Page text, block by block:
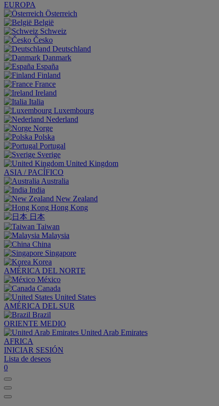
EUROPA
Österreich
België
Schweiz
Česko
Deutschland
Danmark
España
Finland
France
Ireland
Italia
Luxembourg
Nederland
Norge
Polska
Portugal
Sverige
United Kingdom
ASIA / PACÍFICO
Australia
India
New Zealand
Hong Kong
日本
Taiwan
Malaysia
China
Singapore
Korea
AMÉRICA DEL NORTE
México
Canada
United States
AMÉRICA DEL SUR
Brazil
ORIENTE MEDIO
United Arab Emirates
AFRICA
INICIAR SESIÓN
Lista de deseos
0